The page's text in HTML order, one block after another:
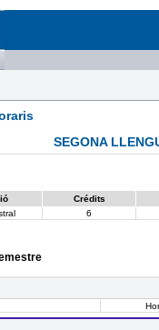
SEGONA
Crédits
6